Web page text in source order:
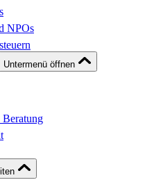
NPOs
Untermenü öffnen
Beratung